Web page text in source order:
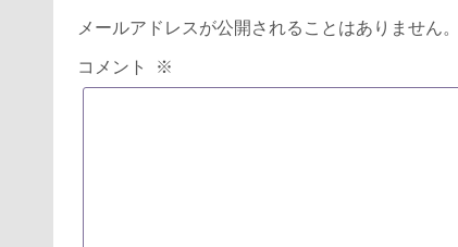
メールアドレスが公開されることはありません。
コメント ※